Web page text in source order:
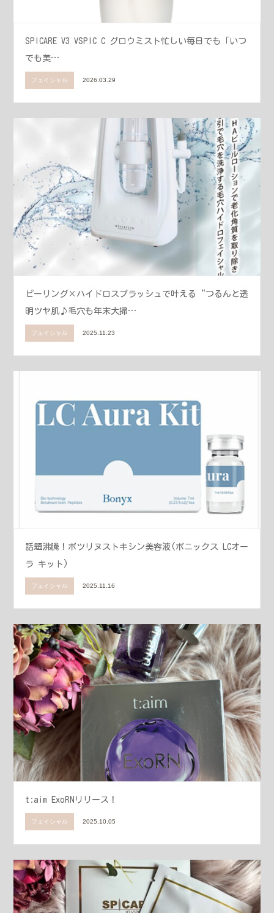
SPICARE V3 VSPIC C グロウミスト忙しい毎日でも「いつ
でも美…
フェイシャル 2026.03.29
ピーリング×ハイドロスプラッシュで叶える“つるんと透
明ツヤ肌♪毛穴も年末大掃…
フェイシャル 2025.11.23
話題沸騰！ボツリヌストキシン美容液(ボニックス LCオー
ラ キット)
フェイシャル 2025.11.16
t:aim ExoRNリリース！
フェイシャル 2025.10.05